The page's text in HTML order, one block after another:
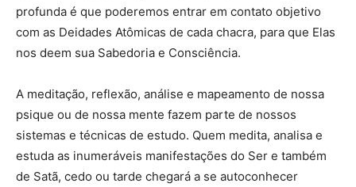
profunda é que poderemos entrar em contato objetivo
com as Deidades Atômicas de cada chacra, para que Elas
nos deem sua Sabedoria e Consciência.
A meditação, reflexão, análise e mapeamento de nossa
psique ou de nossa mente fazem parte de nossos
sistemas e técnicas de estudo. Quem medita, analisa e
estuda as inumeráveis manifestações do Ser e também
de Satã, cedo ou tarde chegará a se autoconhecer